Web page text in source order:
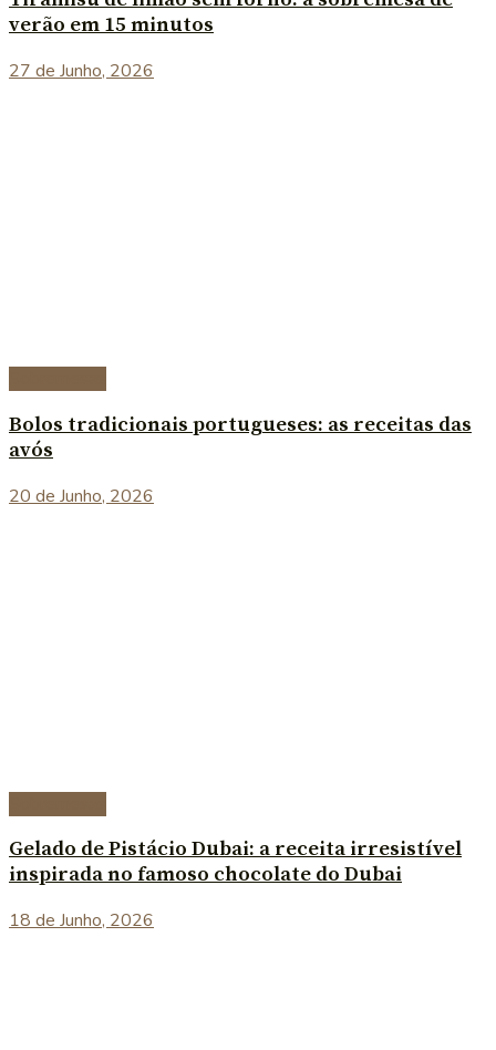
verão em 15 minutos
27 de Junho, 2026
Bolos tradicionais portugueses: as receitas das
avós
20 de Junho, 2026
Gelado de Pistácio Dubai: a receita irresistível
inspirada no famoso chocolate do Dubai
18 de Junho, 2026